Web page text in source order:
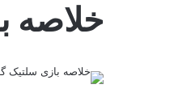
خلاصه بازی